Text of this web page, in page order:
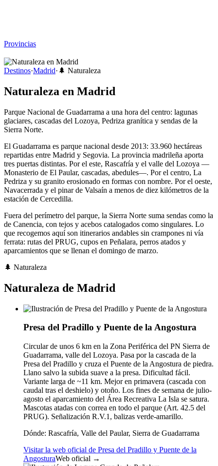
Provincias
Destinos·Madrid· 🌲 Naturaleza
Naturaleza en Madrid
Parque Nacional de Guadarrama a una hora del centro: lagunas
glaciares, cascadas del Lozoya, Pedriza granítica y sendas de la
Sierra Norte.
El Guadarrama es parque nacional desde 2013: 33.960 hectáreas
repartidas entre Madrid y Segovia. La provincia madrileña aporta
tres puertas distintas. Por el este, Rascafría y el valle del Lozoya —
Monasterio de El Paular, cascadas, abedules—. Por el centro, La
Pedriza y su granito erosionado en formas con nombre. Por el oeste,
Navacerrada y el pinar de Valsaín a menos de diez kilómetros de la
estación de Cercedilla.
Fuera del perímetro del parque, la Sierra Norte suma sendas como la
de Canencia, con tejos y acebos catalogados como singulares. Lo
que recogemos aquí son itinerarios andables sin crampones ni vía
ferrata: rutas del PRUG, cupos en Peñalara, perros atados y
aparcamientos que se llenan el domingo de marzo.
🌲 Naturaleza
Naturaleza de Madrid
Presa del Pradillo y Puente de la Angostura
Circular de unos 6 km en la Zona Periférica del PN Sierra de
Guadarrama, valle del Lozoya. Pasa por la cascada de la
Presa del Pradillo y cruza el Puente de la Angostura de piedra.
Llano salvo la subida suave a la presa. Dificultad fácil.
Variante larga de ~11 km. Mejor en primavera (cascada con
caudal tras el deshielo) y otoño. Los fines de semana de julio-
agosto el aparcamiento del Área Recreativa La Isla se satura.
Mascotas atadas con correa en todo el parque (Art. 42.5 del
PRUG). Señalización R.V.1, balizas verde-amarillo.
Dónde: Rascafría, Valle del Paular, Sierra de Guadarrama
Visitar la web oficial de Presa del Pradillo y Puente de la
AngosturaWeb oficial →